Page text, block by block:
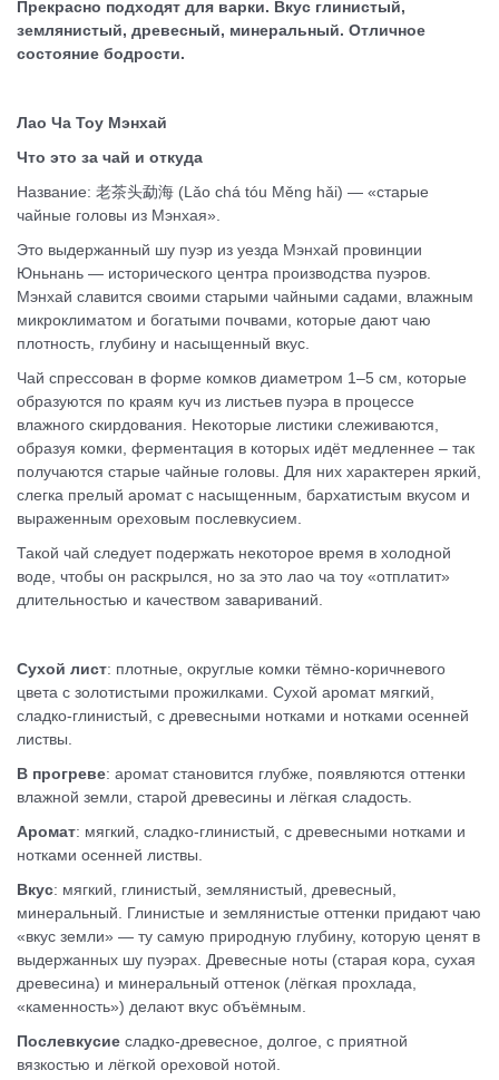
Прекрасно подходят для варки. Вкус глинистый,
землянистый, древесный, минеральный. Отличное
состояние бодрости.
Лао Ча Тоу Мэнхай
Что это за чай и откуда
Название: 老茶头勐海 (Lǎo chá tóu Měng hǎi) — «старые
чайные головы из Мэнхая».
Это выдержанный шу пуэр из уезда Мэнхай провинции
Юньнань — исторического центра производства пуэров.
Мэнхай славится своими старыми чайными садами, влажным
микроклиматом и богатыми почвами, которые дают чаю
плотность, глубину и насыщенный вкус.
Чай спрессован в форме комков диаметром 1–5 см, которые
образуются по краям куч из листьев пуэра в процессе
влажного скирдования. Некоторые листики слеживаются,
образуя комки, ферментация в которых идёт медленнее – так
получаются старые чайные головы. Для них характерен яркий,
слегка прелый аромат с насыщенным, бархатистым вкусом и
выраженным ореховым послевкусием.
Такой чай следует подержать некоторое время в холодной
воде, чтобы он раскрылся, но за это лао ча тоу «отплатит»
длительностью и качеством завариваний.
Сухой лист: плотные, округлые комки тёмно-коричневого
цвета с золотистыми прожилками. Сухой аромат мягкий,
сладко-глинистый, с древесными нотками и нотками осенней
листвы.
В прогреве: аромат становится глубже, появляются оттенки
влажной земли, старой древесины и лёгкая сладость.
Аромат: мягкий, сладко-глинистый, с древесными нотками и
нотками осенней листвы.
Вкус: мягкий, глинистый, землянистый, древесный,
минеральный. Глинистые и землянистые оттенки придают чаю
«вкус земли» — ту самую природную глубину, которую ценят в
выдержанных шу пуэрах. Древесные ноты (старая кора, сухая
древесина) и минеральный оттенок (лёгкая прохлада,
«каменность») делают вкус объёмным.
Послевкусие сладко-древесное, долгое, с приятной
вязкостью и лёгкой ореховой нотой.